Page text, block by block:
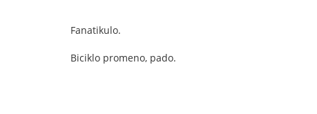
Fanatikulo.
Biciklo promeno, pado.